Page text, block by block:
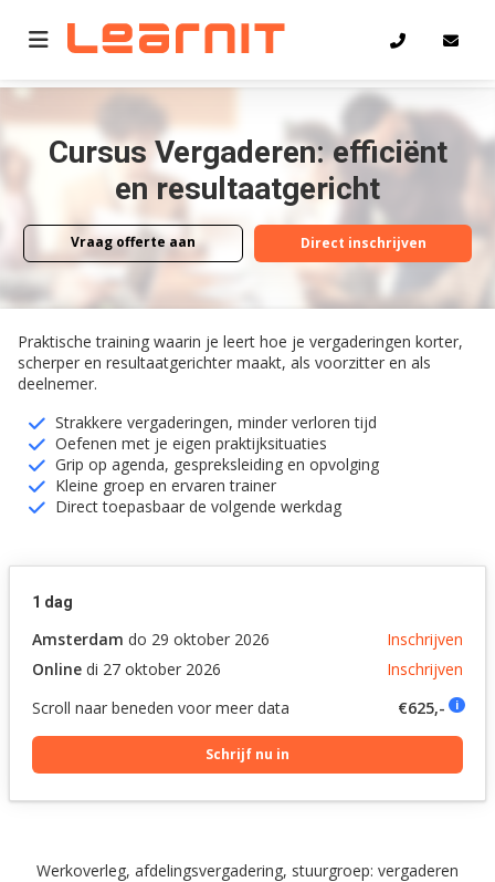
Home Vergaderen: efficiënt en resultaatgericht
Cursus Vergaderen: efficiënt
en resultaatgericht
Vraag offerte aan Direct inschrijven
Praktische training waarin je leert hoe je vergaderingen korter,
scherper en resultaatgerichter maakt, als voorzitter en als
deelnemer.
Strakkere vergaderingen, minder verloren tijd
Oefenen met je eigen praktijksituaties
Grip op agenda, gespreksleiding en opvolging
Kleine groep en ervaren trainer
Direct toepasbaar de volgende werkdag
1 dag
Amsterdam do 29 oktober 2026
Inschrijven
Online di 27 oktober 2026
Inschrijven
Scroll naar beneden voor meer data
€625,- i
Schrijf nu in
Werkoverleg, afdelingsvergadering, stuurgroep: vergaderen